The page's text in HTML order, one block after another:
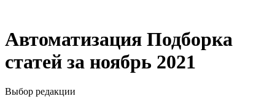
Автоматизация Подборка
статей за ноябрь 2021
Выбор редакции